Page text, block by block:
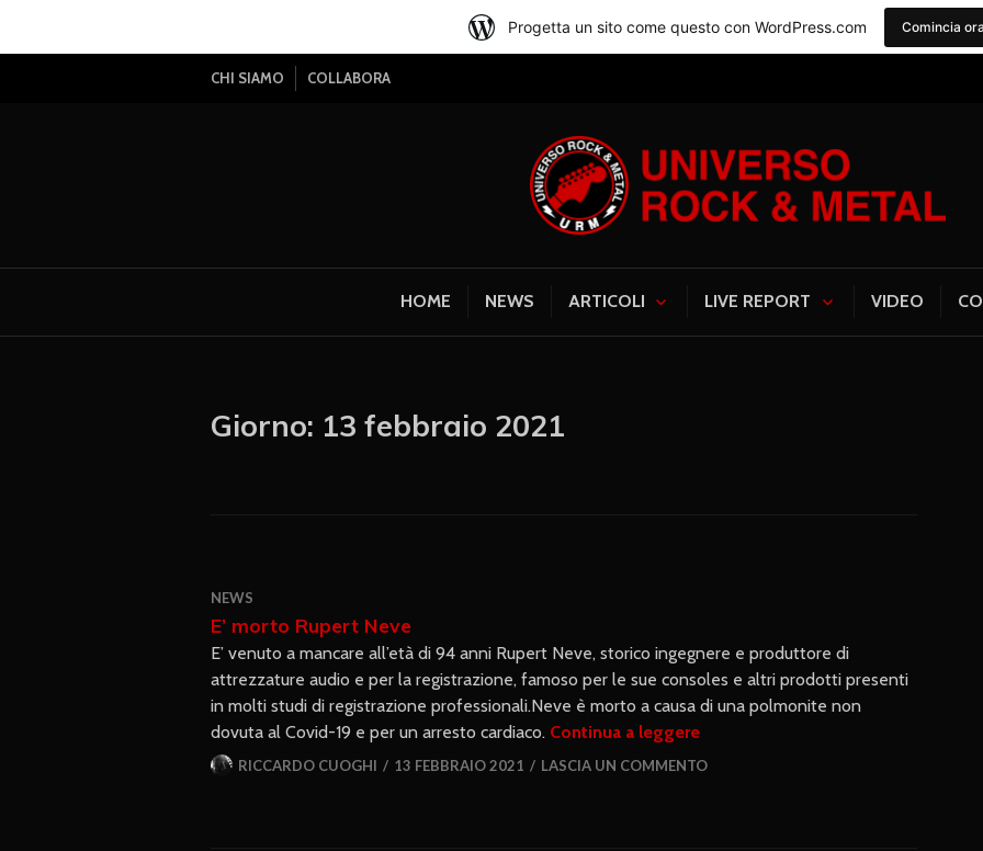
CHI SIAMO COLLABORA
Universo Rock &
HOME NEWS ARTICOLI LIVE REPORT VIDEO
Giorno: 13 febbraio 2021
NEWS
E’ morto Rupert Neve
E’ venuto a mancare all’età di 94 anni Rupert Neve, storico ingegnere e produttore di
attrezzature audio e per la registrazione, famoso per le sue consoles e altri prodotti presenti
in molti studi di registrazione professionali.Neve è morto a causa di una polmonite non
dovuta al Covid-19 e per un arresto cardiaco. Continua a leggere
RICCARDO CUOGHI 13 FEBBRAIO 2021 LASCIA UN COMMENTO
Progetta un sito come questo con WordPress.com Comincia ora